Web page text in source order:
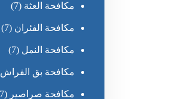
مكافحة العثة (7)
مكافحة الفئران (7)
مكافحة النمل (7)
مكافحة بق الفراش
مكافحة صراصير (7)